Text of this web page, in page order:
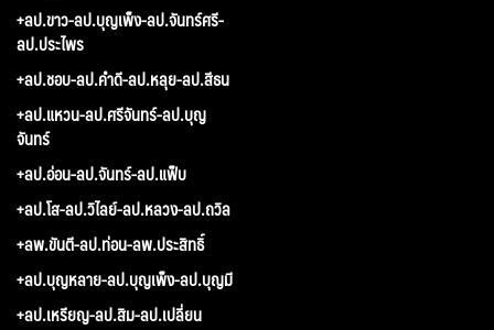
+ลป.ขาว-ลป.บุญเพ็ง-ลป.จันทร์ศรี-
ลป.ประไพร
+ลป.ชอบ-ลป.คำดี-ลป.หลุย-ลป.สีธน
+ลป.แหวน-ลป.ศรีจันทร์-ลป.บุญ
จันทร์
+ลป.อ่อน-ลป.จันทร์-ลป.แฟ็บ
+ลป.โส-ลป.วิไลย์-ลป.หลวง-ลป.ถวิล
+ลพ.ขันตี-ลป.ท่อน-ลพ.ประสิทธิ์
+ลป.บุญหลาย-ลป.บุญเพ็ง-ลป.บุญมี
+ลป.เหรียญ-ลป.สิม-ลป.เปลี่ยน